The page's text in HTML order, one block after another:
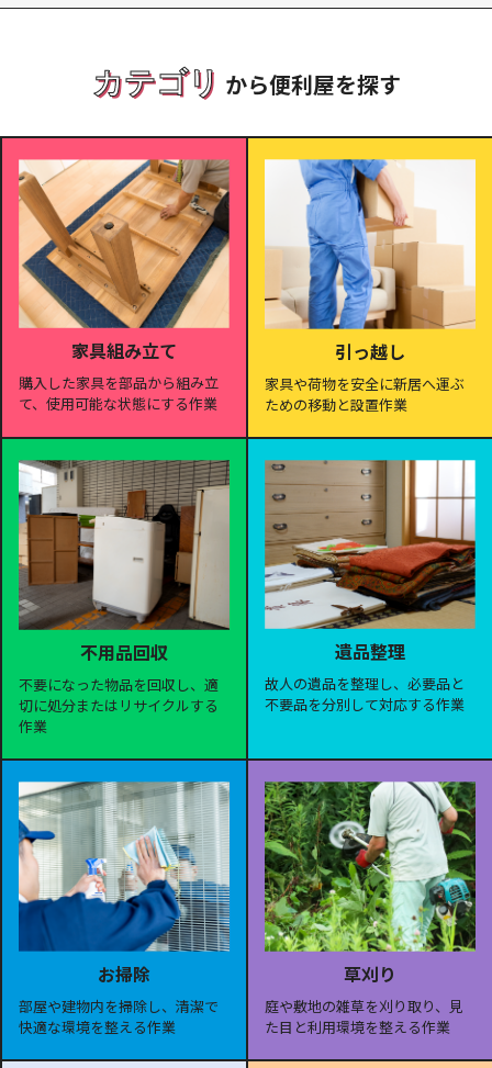
カテゴリ から便利屋を探す
家具組み立て
購入した家具を部品から組み立
て、使用可能な状態にする作業
引っ越し
家具や荷物を安全に新居へ運ぶ
ための移動と設置作業
不用品回収
不要になった物品を回収し、適
切に処分またはリサイクルする
作業
遺品整理
故人の遺品を整理し、必要品と
不要品を分別して対応する作業
お掃除
部屋や建物内を掃除し、清潔で
快適な環境を整える作業
草刈り
庭や敷地の雑草を刈り取り、見
た目と利用環境を整える作業